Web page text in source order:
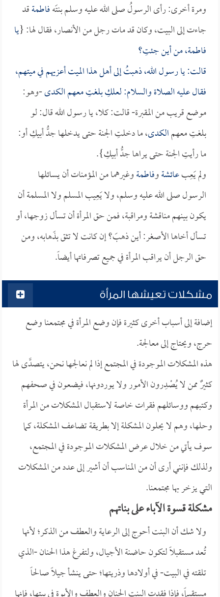
ومرة أخرى: رأى الرسولُ صلى الله عليه وسلم بنتَهفاطمةقد
جاءت إلى البيت، وكان قد مات رجل من الأنصار، فقال لها: {يا
فاطمة، من أين جئتِ؟
قالت: يا رسول الله، ذهبتُ إلى أهل هذا الميت أعزيهم في ميتهم،
فقال عليه الصلاة والسلام: لعلكِ بلغتِ معهمالـكدى-وهو:
موضع قريب من المقبرة- قالت: كلا، يا رسول الله قال: لو
بلغتِ معهمالـكدى، ما دخلتِ الجنة حتى يدخلها جدُّ أبيكِ أو:
ما رأيتِ الجنة حتى يراها جدُّ أبيكِ}.
ولم يَعِبعائشةوفاطمةوغيرهما من المؤمنات أن يسائلها
الرسول صلى الله عليه وسلم، ولا يَعِيب المسلم ولا المسلمة أن
يكون بينهم مناقشة ومراقبة، فمن حق المرأة أن تسأل زوجها، أو
تسأل أخاها الأصغر: أين ذهبَ؟ إن كانت لا تثق بذَهابه، ومن
حق الرجل أن يراقب المرأة في جميع تصرفاتها أيضاً.
مشكلات تعيشها المرأة
إضافة إلى أسباب أخرى كثيرة فإن وضع المرأة في مجتمعنا وضع
حرج، ويحتاج إلى معالجة.
هذه المشكلات الموجودة في المجتمع إذا لم نعالجها نحن، يتصدَّى لها
كثيرٌ ممن لا يُصْدِرون الأمور ولا يوردونها، فيضعون في صحفهم
وكتبهم ووسائلهم فقرات خاصة لاستقبال المشكلات من المرأة
وحلها، وهم لا يحلون المشكلة إلا بطريقة تضاعف المشكلة، كما
سوف يأتي من خلال عرض المشكلات الموجودة في المجتمع،
ولذلك فإنني أرى أن من المناسب أن أشير إلى عدد من المشكلات
التي يزخر بها مجتمعنا.
مشكلة قسوة الآباء على بناتهم
ولا شك أن البنت أحوج إلى الرعاية والعطف من الذكر؛ لأنها
تُعد مستقبلاً لتكون حاضنة الأجيال، ولتفرغ هذا الحنان -الذي
تلقته في البيت- في أولادها وذريتها؛ حتى ينشأ جيلاً صالحاً